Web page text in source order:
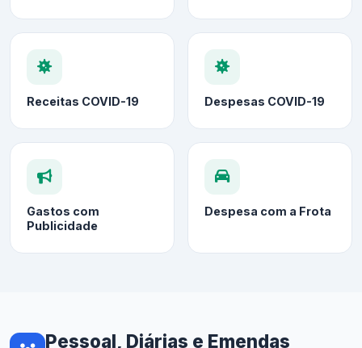
Receitas COVID-19 Despesas COVID-19
Gastos com
Publicidade
Despesa com a Frota
Pessoal, Diárias e Emendas